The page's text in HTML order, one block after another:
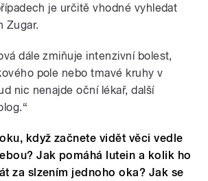
je určitě vhodné vyhledat
Zugar.
dále zmiňuje intenzivní bolest,
pole nebo tmavé kruhy v
nic nenajde oční lékař, další
když začnete vidět věci vedle
Jak pomáhá lutein a kolik ho
za slzením jednoho oka? Jak se